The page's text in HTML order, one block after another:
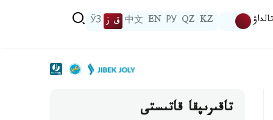
تالداۋ KZ
QZ
РУ
EN
中文 ق ز ЎЗ
تاقىرىپقا قاتىستى